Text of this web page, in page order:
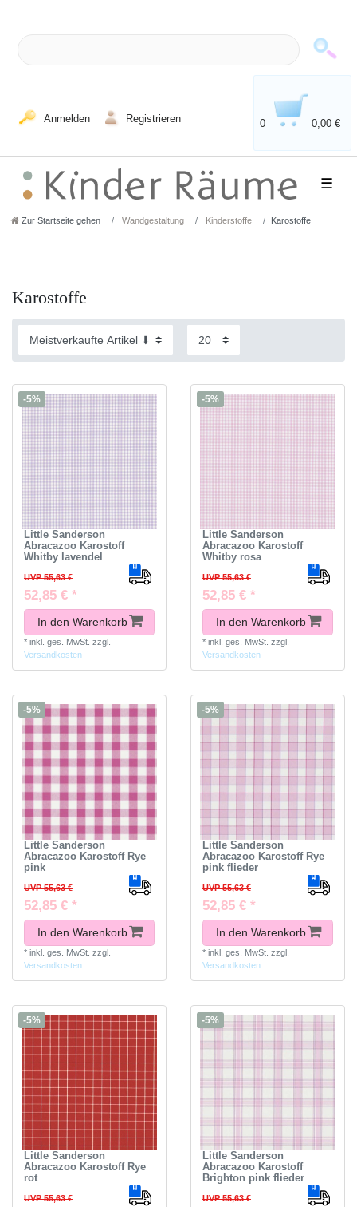
Anmelden Registrieren 0 0,00 €
☰
Zur Startseite gehen Wandgestaltung Kinderstoffe Karostoffe
Karostoffe
-5%
Little Sanderson
Abracazoo Karostoff
Whitby lavendel
UVP 55,63 €
52,85 € *
In den Warenkorb
* inkl. ges. MwSt. zzgl.
Versandkosten
-5%
Little Sanderson
Abracazoo Karostoff
Whitby rosa
UVP 55,63 €
52,85 € *
In den Warenkorb
* inkl. ges. MwSt. zzgl.
Versandkosten
-5%
Little Sanderson
Abracazoo Karostoff Rye
pink
UVP 55,63 €
52,85 € *
In den Warenkorb
* inkl. ges. MwSt. zzgl.
Versandkosten
-5%
Little Sanderson
Abracazoo Karostoff Rye
pink flieder
UVP 55,63 €
52,85 € *
In den Warenkorb
* inkl. ges. MwSt. zzgl.
Versandkosten
-5%
Little Sanderson
Abracazoo Karostoff Rye
rot
UVP 55,63 €
-5%
Little Sanderson
Abracazoo Karostoff
Brighton pink flieder
UVP 55,63 €